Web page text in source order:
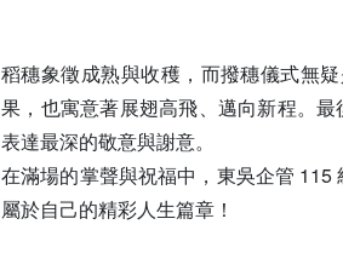
稻穗象徵成熟與收穫，而撥穗儀式無
果，也寓意著展翅高飛、邁向新程。
表達最深的敬意與謝意。
在滿場的掌聲與祝福中，東吳企管
屬於自己的精彩人生篇章！